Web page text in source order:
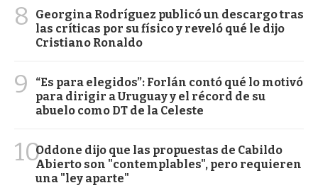
8
Georgina Rodríguez publicó un descargo tras
las críticas por su físico y reveló qué le dijo
Cristiano Ronaldo
9
“Es para elegidos”: Forlán contó qué lo motivó
para dirigir a Uruguay y el récord de su
abuelo como DT de la Celeste
10Oddone dijo que las propuestas de Cabildo
Abierto son "contemplables", pero requieren
una "ley aparte"